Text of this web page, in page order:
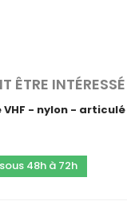
ÊTRE
- nylon -
48h à 72h